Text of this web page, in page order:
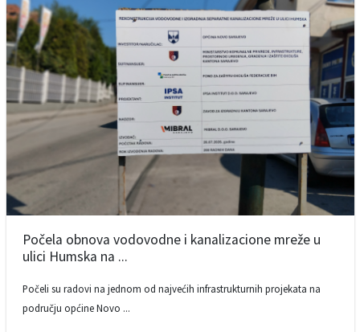
Počela obnova vodovodne i kanalizacione mreže u
ulici Humska na ...
Počeli su radovi na jednom od najvećih infrastrukturnih projekata na
području općine Novo ...